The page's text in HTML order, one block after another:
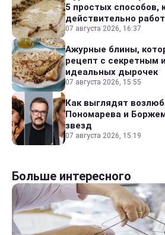
5 простых способов,
действительно
07 августа 2026, 16:37
Ажурные блины,
рецепт с секретным
идеальных дырочек
07 августа 2026, 15:55
Как выглядят
Пономарева и
звезд
07 августа 2026, 15:19
Больше интересного